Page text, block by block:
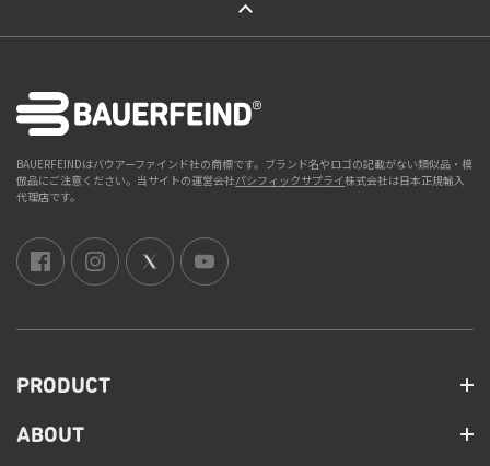
BAUERFEINDはバウアーファインド社の商標です。ブランド名やロゴの記載がない類似品・模
倣品にご注意ください。当サイトの運営会社パシフィックサプライ株式会社は日本正規輸入
代理店です。
PRODUCT
ABOUT